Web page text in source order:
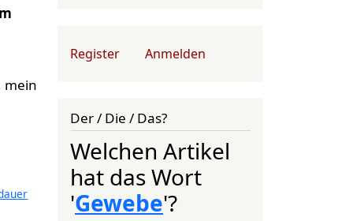
mein
User account menu
Register Anmelden
Der / Die / Das?
Welchen Artikel
hat das Wort
'Gewebe'?